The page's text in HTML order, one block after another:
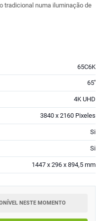
tradicional numa iluminação de
65C6K
65''
4K UHD
3840 x 2160 Pixeles
Si
Si
1447 x 296 x 894,5 mm
NESTE MOMENTO